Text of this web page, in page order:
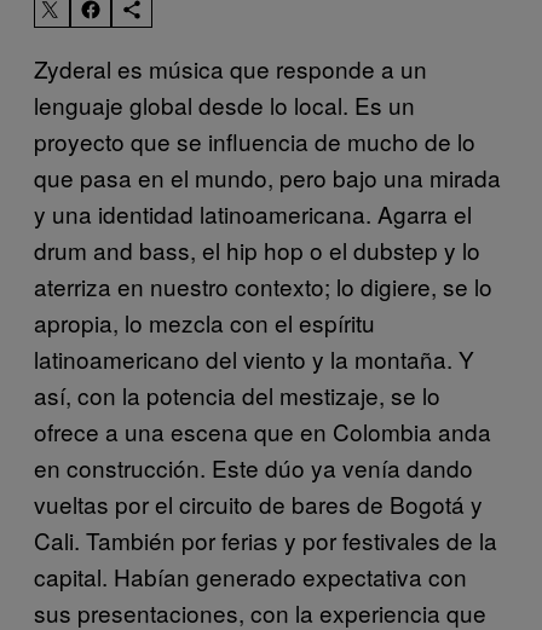
Zyderal es música que responde a un
lenguaje global desde lo local. Es un
proyecto que se influencia de mucho de lo
que pasa en el mundo, pero bajo una mirada
y una identidad latinoamericana. Agarra el
drum and bass, el hip hop o el dubstep y lo
aterriza en nuestro contexto; lo digiere, se lo
apropia, lo mezcla con el espíritu
latinoamericano del viento y la montaña. Y
así, con la potencia del mestizaje, se lo
ofrece a una escena que en Colombia anda
en construcción. Este dúo ya venía dando
vueltas por el circuito de bares de Bogotá y
Cali. También por ferias y por festivales de la
capital. Habían generado expectativa con
sus presentaciones, con la experiencia que